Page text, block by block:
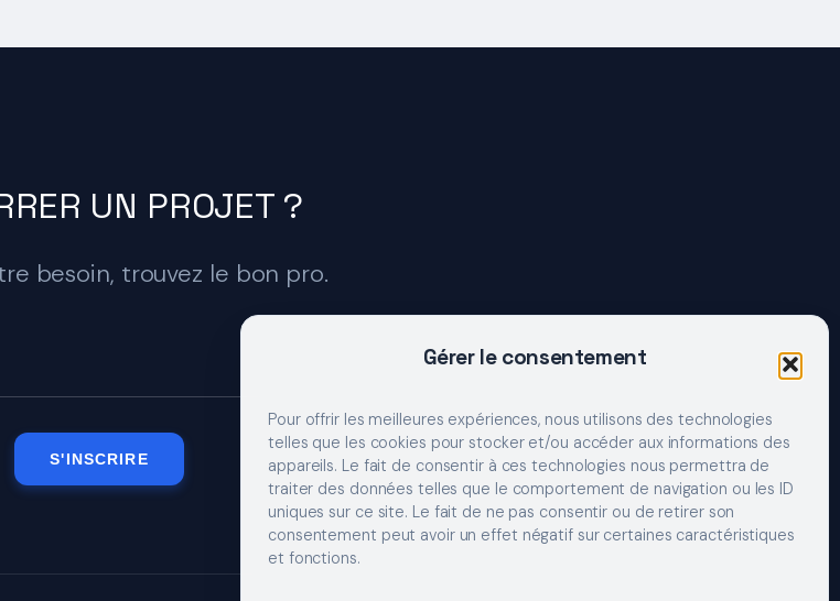
Gérer le consentement
Pour offrir les meilleures expériences, nous utilisons des technologies
telles que les cookies pour stocker et/ou accéder aux informations des
appareils. Le fait de consentir à ces technologies nous permettra de
traiter des données telles que le comportement de navigation ou les ID
uniques sur ce site. Le fait de ne pas consentir ou de retirer son
consentement peut avoir un effet négatif sur certaines caractéristiques
et fonctions.
UN PROJET ?
besoin, trouvez le bon pro.
S'INSCRIRE